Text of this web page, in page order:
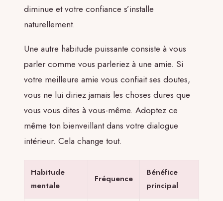
diminue et votre confiance s’installe
naturellement.
Une autre habitude puissante consiste à vous
parler comme vous parleriez à une amie. Si
votre meilleure amie vous confiait ses doutes,
vous ne lui diriez jamais les choses dures que
vous vous dites à vous-même. Adoptez ce
même ton bienveillant dans votre dialogue
intérieur. Cela change tout.
Habitude
mentale
Fréquence
Bénéfice
principal